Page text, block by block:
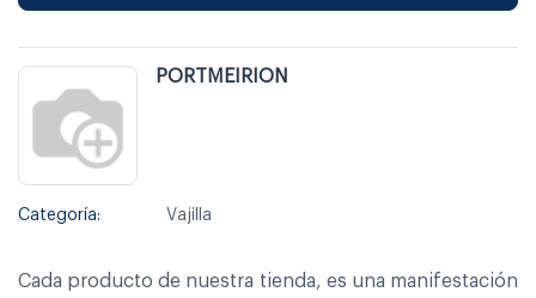
PORTMEIRION
Categoría: Vajilla
Cada producto de nuestra tienda, es una manifestación